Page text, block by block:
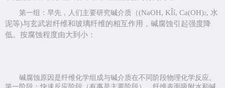
第一组：早先，人们主要研究碱介质（(NaOH, KÎí, Ca(OH)2, 水
泥等)与玄武岩纤维和玻璃纤维的相互作用，碱腐蚀引起强度降
低。按腐蚀程度由大到小：
碱腐蚀原因是纤维化学组成与碱介质在不同阶段物理化学反应。